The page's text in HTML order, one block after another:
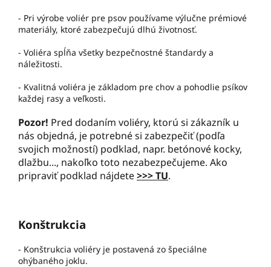
- Pri výrobe voliér pre psov používame výlučne prémiové
materiály, ktoré zabezpečujú dlhú životnosť.
- Voliéra spĺňa všetky bezpečnostné štandardy a
náležitosti.
- Kvalitná voliéra je základom pre chov a pohodlie psíkov
každej rasy a veľkosti.
Pozor! Pred dodaním voliéry, ktorú si zákazník u
nás objedná, je potrebné si zabezpečiť (podľa
svojich možností) podklad, napr. betónové kocky,
dlažbu..., nakoľko toto nezabezpečujeme. Ako
pripraviť podklad nájdete>>> TU.
Konštrukcia
- Konštrukcia voliéry je postavená zo špeciálne
ohýbaného joklu.